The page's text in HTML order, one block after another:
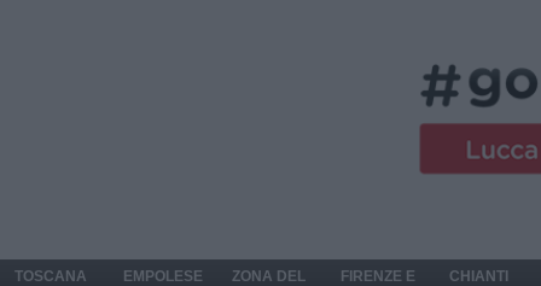
TOSCANA
EMPOLESE
ZONA DEL
FIRENZE E
CHIANTI